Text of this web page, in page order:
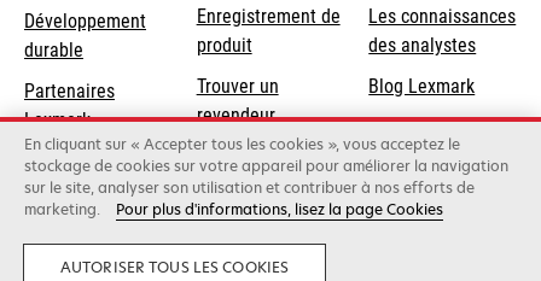
nouvel
onglet
onglet
Développement
durable
Partenaires
Lexmark
nouvel
onglet
un
onglet
Enregistrement de
produit
Trouver un
revendeur
Les connaissances
des analystes
Blog Lexmark
Lexmark International, Inc., une entreprise Xerox
©2026 Tous droits réservés.
Politique de confidentialité
En cliquant sur « Accepter tous les cookies », vous acceptez le
stockage de cookies sur votre appareil pour améliorer la navigation
sur le site, analyser son utilisation et contribuer à nos efforts de
marketing.
Pour plus d'informations, lisez la page Cookies
AUTORISER TOUS LES COOKIES